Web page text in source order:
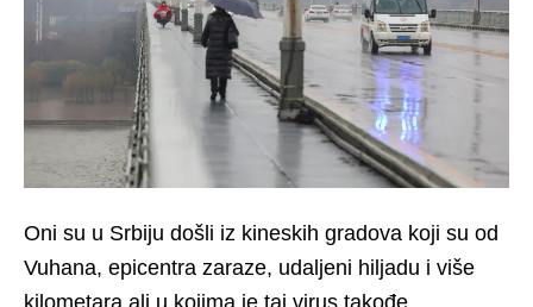
Oni su u Srbiju došli iz kineskih gradova koji su od
Vuhana, epicentra zaraze, udaljeni hiljadu i više
kilometara ali u kojima je taj virus takođe